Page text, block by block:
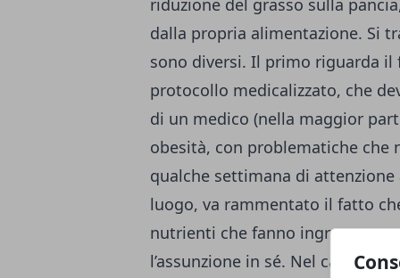
riduzione del grasso sulla
dalla propria alimentazione. Si
sono diversi. Il primo riguarda il
protocollo medicalizzato, che
di un medico (nella maggior
obesità, con problematiche che
qualche settimana di
luogo, va rammentato il fatto
nutrienti che fanno ingrassare
l’assunzione in sé. Nel caso dei